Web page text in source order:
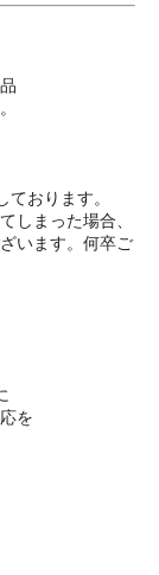
ております。
しまった場合、
います。何卒ご
を